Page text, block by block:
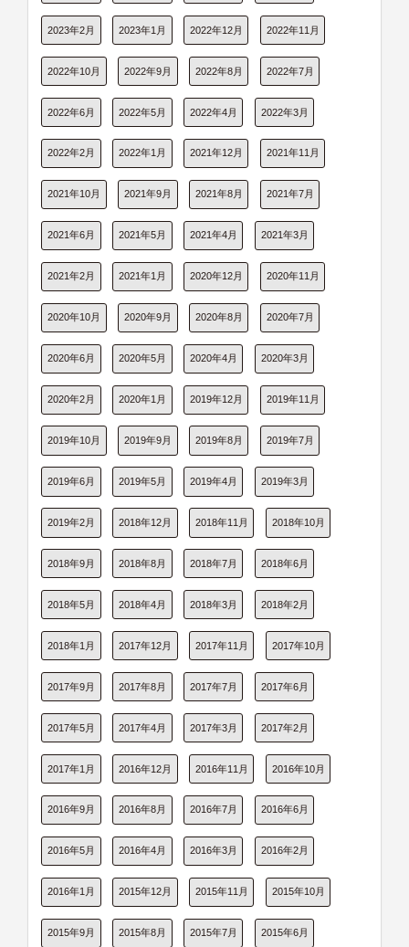
2023年2月 2023年1月 2022年12月 2022年11月
2022年10月 2022年9月 2022年8月 2022年7月
2022年6月 2022年5月 2022年4月 2022年3月
2022年2月 2022年1月 2021年12月 2021年11月
2021年10月 2021年9月 2021年8月 2021年7月
2021年6月 2021年5月 2021年4月 2021年3月
2021年2月 2021年1月 2020年12月 2020年11月
2020年10月 2020年9月 2020年8月 2020年7月
2020年6月 2020年5月 2020年4月 2020年3月
2020年2月 2020年1月 2019年12月 2019年11月
2019年10月 2019年9月 2019年8月 2019年7月
2019年6月 2019年5月 2019年4月 2019年3月
2019年2月 2018年12月 2018年11月 2018年10月
2018年9月 2018年8月 2018年7月 2018年6月
2018年5月 2018年4月 2018年3月 2018年2月
2018年1月 2017年12月 2017年11月 2017年10月
2017年9月 2017年8月 2017年7月 2017年6月
2017年5月 2017年4月 2017年3月 2017年2月
2017年1月 2016年12月 2016年11月 2016年10月
2016年9月 2016年8月 2016年7月 2016年6月
2016年5月 2016年4月 2016年3月 2016年2月
2016年1月 2015年12月 2015年11月 2015年10月
2015年9月 2015年8月 2015年7月 2015年6月